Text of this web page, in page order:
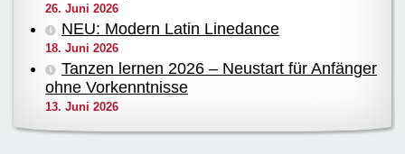
26. Juni 2026
NEU: Modern Latin Linedance
18. Juni 2026
Tanzen lernen 2026 – Neustart für Anfänger
ohne Vorkenntnisse
13. Juni 2026